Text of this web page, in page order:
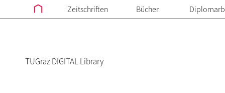
Zeitschriften Bücher
TUGraz DIGITAL Library